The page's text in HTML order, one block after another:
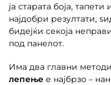
ја старата боја,
најдобри резултати,
бидејќи секоја
под панелот.
Има два главни
лепење е најбрзо –